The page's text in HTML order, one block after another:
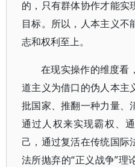
的，只有群体协作才能实
目标。所以，人本主义不
志和权利至上。
在现实操作的维度看
道主义为借口的伪人本主
批国家、推翻一种力量、
通过人权来实现霸权、
己，通过复活在传统国际
法所抛弃的“正义战争”理